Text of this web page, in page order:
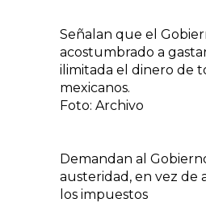
Señalan que el
acostumbrado a
ilimitada el dinero de
mexicanos.
Foto: Archivo
Demandan al
austeridad, en vez de
los impuestos